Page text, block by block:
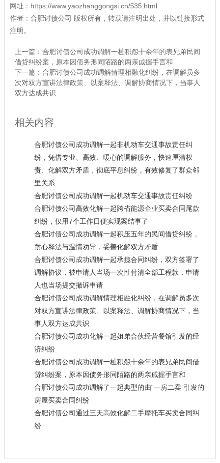
网址： https://www.yaozhanggongsi.cn/535.html
作者： 合肥讨债公司 版权所有，转载请注明出处，并以链接形式
注明。
上一篇： 合肥讨债公司成功调解一桩积怨十余年的表兄弟民间
借贷纠纷案，原本因债务形同陌路的两亲戚握手言和
下一篇： 合肥讨债公司成功调解情理相融化纠纷，在调解员多
次对双方宣讲法律政策、以案释法、调解协商情况下，当事人
双方达成共识
相关内容
合肥讨债公司成功调解一起非机动车交通事故责任纠
纷，凭借专业、高效、暖心的调解服务，快速厘清权
责、化解双方矛盾，彻底平息纠纷，有效修复了群众邻
里关系
合肥讨债公司成功调解一起机动车交通事故责任纠纷
合肥讨债公司高效化解一起跨省能源企业买卖合同尾款
纠纷，仅用7个工作日便实现案结事了
合肥讨债公司成功调解一起积压五年的民间借贷纠纷，
耐心释法与温情劝导，妥善化解双方矛盾
合肥讨债公司成功调解一起承揽合同纠纷，双方签署了
调解协议，被申请人当场一次性付清全部工程款，申请
人也当场提交撤诉申请
合肥讨债公司成功调解情理相融化纠纷，在调解员多次
对双方宣讲法律政策、以案释法、调解协商情况下，当
事人双方达成共识
合肥讨债公司成功化解一起姐弟合伙经营餐馆引发的经
济纠纷
合肥讨债公司成功调解一桩积怨十余年的表兄弟民间借
贷纠纷案，原本因债务形同陌路的两亲戚握手言和
合肥讨债公司成功调解了一起典型的由“一房二卖”引发的
房屋买卖合同纠纷
合肥讨债公司通过三天高效化解二手摩托车买卖合同纠
纷